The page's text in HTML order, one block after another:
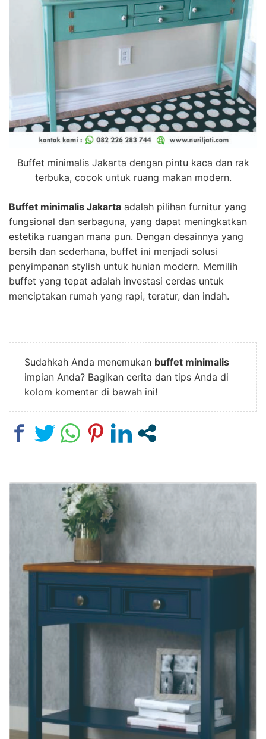
Buffet minimalis Jakarta dengan pintu kaca dan rak
terbuka, cocok untuk ruang makan modern.
Buffet minimalis Jakarta adalah pilihan furnitur yang
fungsional dan serbaguna, yang dapat meningkatkan
estetika ruangan mana pun. Dengan desainnya yang
bersih dan sederhana, buffet ini menjadi solusi
penyimpanan stylish untuk hunian modern. Memilih
buffet yang tepat adalah investasi cerdas untuk
menciptakan rumah yang rapi, teratur, dan indah.
Sudahkah Anda menemukan buffet minimalis
impian Anda? Bagikan cerita dan tips Anda di
kolom komentar di bawah ini!